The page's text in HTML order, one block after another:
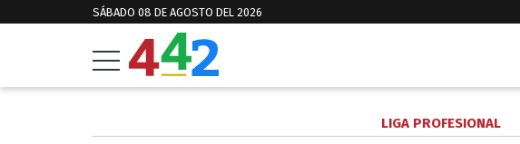
SÁBADO 08 DE AGOSTO DEL 2026
LIGA PROFESIONAL